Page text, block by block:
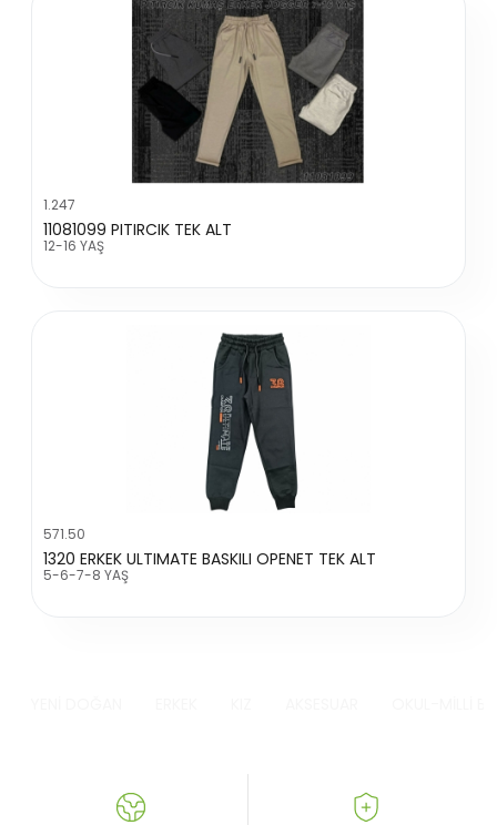
1.247
11081099 PITIRCIK TEK ALT
12-16 YAŞ
571.50
1320 ERKEK ULTIMATE BASKILI OPENET TEK ALT
5-6-7-8 YAŞ